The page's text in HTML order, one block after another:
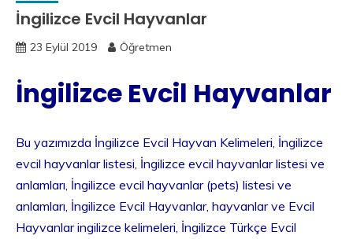
İngilizce Evcil Hayvanlar
23 Eylül 2019 Öğretmen
İngilizce Evcil Hayvanlar
Bu yazımızda İngilizce Evcil Hayvan Kelimeleri, İngilizce
evcil hayvanlar listesi, İngilizce evcil hayvanlar listesi ve
anlamları, İngilizce evcil hayvanlar (pets) listesi ve
anlamları, İngilizce Evcil Hayvanlar, hayvanlar ve Evcil
Hayvanlar ingilizce kelimeleri, İngilizce Türkçe Evcil